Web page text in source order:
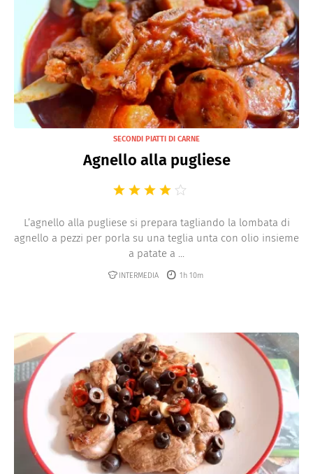
SECONDI PIATTI DI CARNE
Agnello alla pugliese
L’agnello alla pugliese si prepara tagliando la lombata di
agnello a pezzi per porla su una teglia unta con olio insieme
a patate a ...
INTERMEDIA 1h 10m